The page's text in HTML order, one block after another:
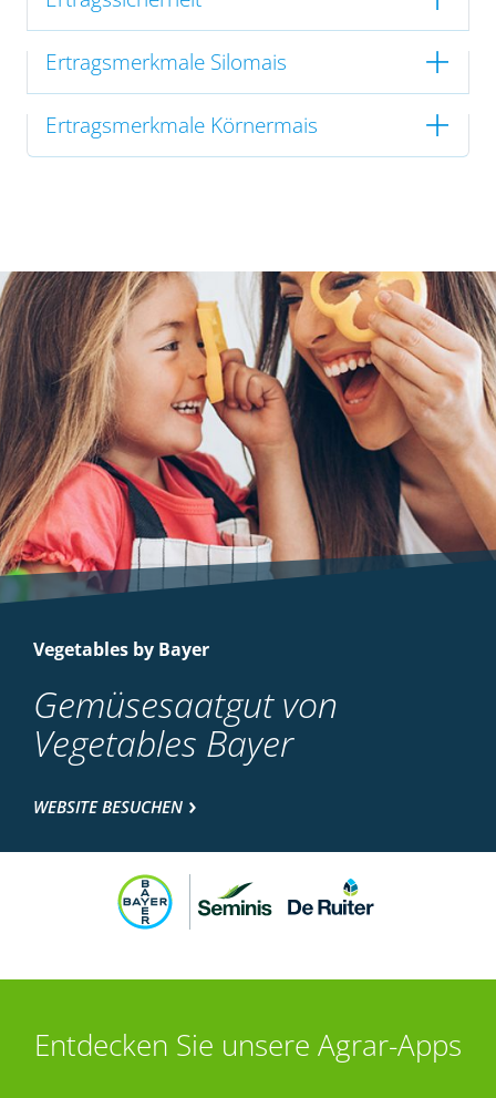
Ertragsmerkmale Silomais
Ertragsmerkmale Körnermais
Vegetables by Bayer
Gemüsesaatgut von
Vegetables Bayer
WEBSITE BESUCHEN
Entdecken Sie unsere Agrar-Apps